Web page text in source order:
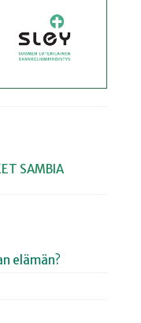
SAMBIA
elämän?